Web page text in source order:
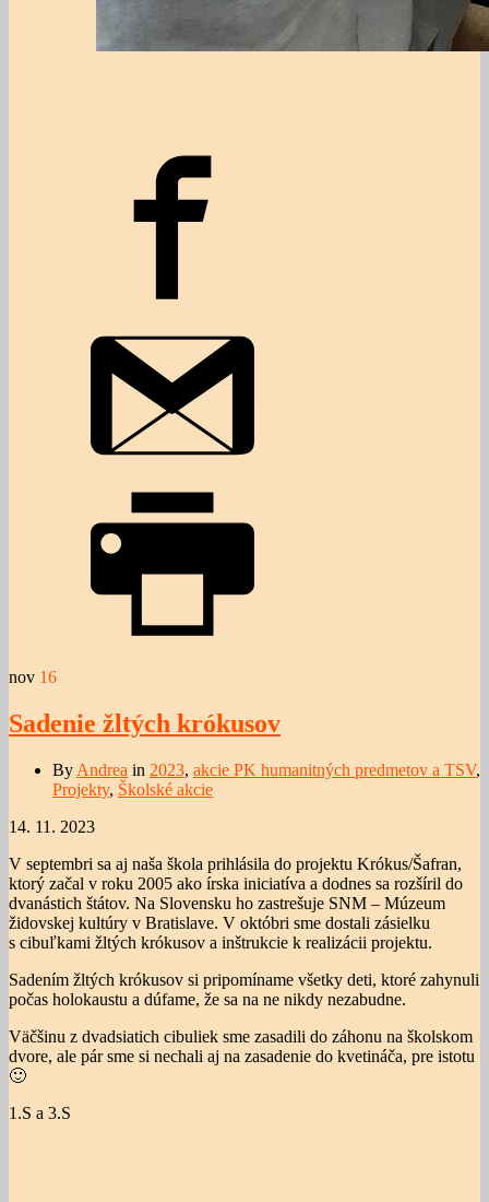
nov 16
Sadenie žltých krókusov
By Andrea in 2023, akcie PK humanitných predmetov a TSV,
Projekty, Školské akcie
14. 11. 2023
V septembri sa aj naša škola prihlásila do projektu Krókus/Šafran,
ktorý začal v roku 2005 ako írska iniciatíva a dodnes sa rozšíril do
dvanástich štátov. Na Slovensku ho zastrešuje SNM – Múzeum
židovskej kultúry v Bratislave. V októbri sme dostali zásielku
s cibuľkami žltých krókusov a inštrukcie k realizácii projektu.
Sadením žltých krókusov si pripomíname všetky deti, ktoré zahynuli
počas holokaustu a dúfame, že sa na ne nikdy nezabudne.
Väčšinu z dvadsiatich cibuliek sme zasadili do záhonu na školskom
dvore, ale pár sme si nechali aj na zasadenie do kvetináča, pre istotu
🙂
1.S a 3.S